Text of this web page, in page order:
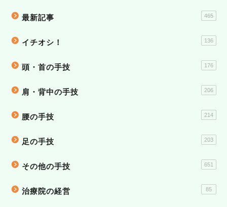
最新記事 465
イチオシ！ 136
頭・首の手技 176
肩・背中の手技 206
腰の手技 214
足の手技 203
その他の手技 651
治療院の経営 85